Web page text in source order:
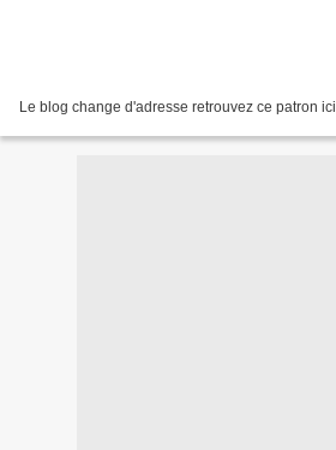
Le blog change d'adresse retrouvez ce patron ici